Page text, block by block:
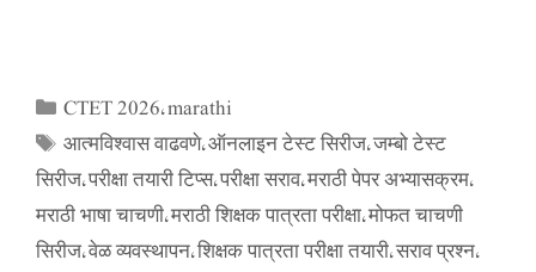
Categories
CTET 2026,marathi
Tags
आत्मविश्वास वाढवणे,ऑनलाइन टेस्ट सिरीज,जम्बो टेस्ट
सिरीज, परीक्षा तयारी टिप्स, परीक्षा सराव, मराठी पेपर अभ्यासक्रम,
मराठी भाषा चाचणी, मराठी शिक्षक पात्रता परीक्षा, मोफत चाचणी
सिरीज, वेळ व्यवस्थापन, शिक्षक पात्रता परीक्षा तयारी, सराव प्रश्न,